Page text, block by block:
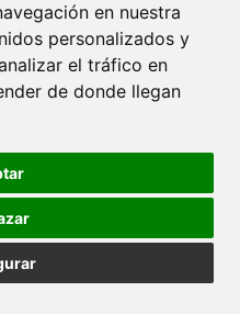
en nuestra
personalizados y
el tráfico en
de donde llegan